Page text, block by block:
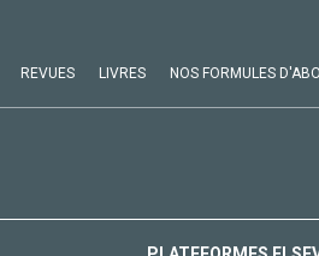
REVUES LIVRES NOS FORMULES